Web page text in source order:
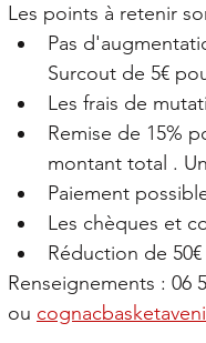
Les points à retenir
Pas
Surcout de 5€
Les frais de
Remise de 15%
montant total .
Paiement
Les chèques et
Réduction de
Renseignements : 06
ou